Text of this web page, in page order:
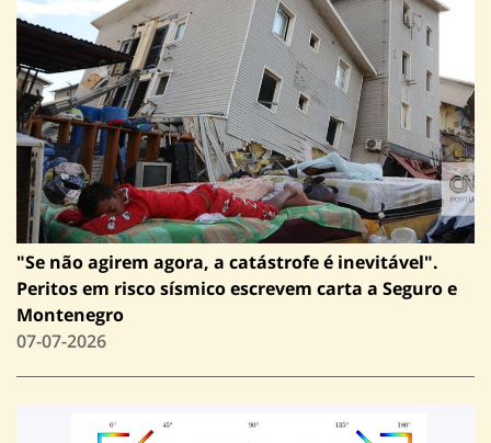
"Se não agirem agora, a catástrofe é inevitável".
Peritos em risco sísmico escrevem carta a Seguro e
Montenegro
07-07-2026